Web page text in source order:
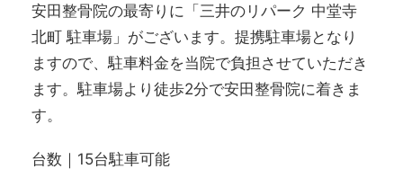
安田整骨院の最寄りに「三井のリパーク 中堂寺
北町 駐車場」がございます。提携駐車場となり
ますので、駐車料金を当院で負担させていただき
ます。駐車場より徒歩2分で安田整骨院に着きま
す。
台数｜15台駐車可能